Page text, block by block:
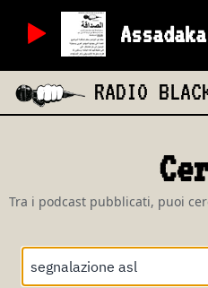
RADIO
Tra i podcast pubblicati, puoi